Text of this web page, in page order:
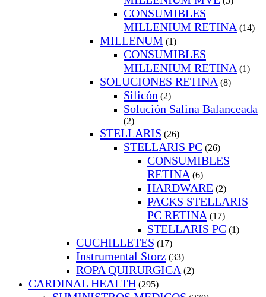
CONSUMIBLES
MILLENIUM RETINA (14)
MILLENUM (1)
CONSUMIBLES
MILLENIUM RETINA (1)
SOLUCIONES RETINA (8)
Silicón (2)
Solución Salina Balanceada
(2)
STELLARIS (26)
STELLARIS PC (26)
CONSUMIBLES
RETINA (6)
HARDWARE (2)
PACKS STELLARIS
PC RETINA (17)
STELLARIS PC (1)
CUCHILLETES (17)
Instrumental Storz (33)
ROPA QUIRURGICA (2)
CARDINAL HEALTH (295)